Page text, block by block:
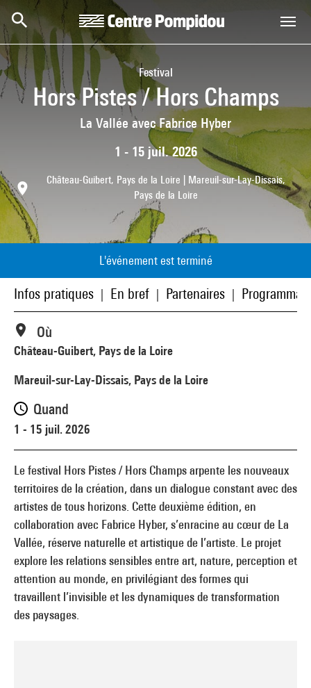
Aller au contenu principal
Centre Pompidou
Festival
Hors Pistes / Hors Champs
La Vallée avec Fabrice Hyber
1 - 15 juil. 2026
Château-Guibert, Pays de la Loire | Mareuil-sur-Lay-Dissais,
Pays de la Loire
L'événement est terminé
Infos pratiques En bref Partenaires
Le festival Hors Pistes / Hors Champs arpente les nouveaux
territoires de la création, dans un dialogue constant avec des
artistes de tous horizons. Cette deuxième édition, en
collaboration avec Fabrice Hyber, s’enracine au cœur de La
Vallée, réserve naturelle et artistique de l’artiste. Le projet
explore les relations sensibles entre art, nature, perception et
attention au monde, en privilégiant des formes qui
travaillent l’invisible et les dynamiques de transformation
des paysages.
Où
Château-Guibert, Pays de la Loire
Mareuil-sur-Lay-Dissais, Pays de la Loire
Quand
1 - 15 juil. 2026